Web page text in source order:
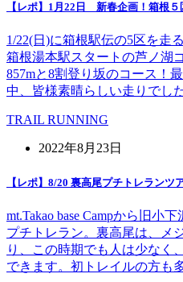
【レポ】1月22日 新春企画！箱根
1/22(日)に箱根駅伝の5区を走
箱根湯本駅スタートの芦ノ湖
857mと8割登り坂のコース！
中、皆様素晴らしい走りでし
TRAIL RUNNING
2022年8月23日
【レポ】8/20 裏高尾プチトレランツ
mt.Takao base Campから旧小
プチトレラン。裏高尾は、メ
り、この時期でも人は少なく
できます。初トレイルの方も